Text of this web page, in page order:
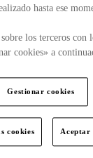
hasta ese
los terceros con
cookies» a
Gestionar cookies
cookies Aceptar